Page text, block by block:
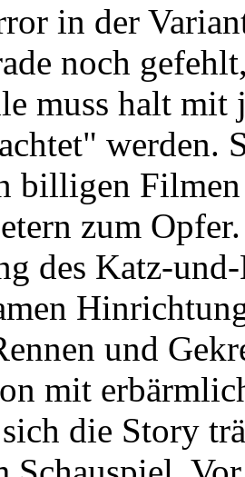
in der
noch
muss halt mit
werden.
billigen
zum
des Katz-
und
mit
die Story